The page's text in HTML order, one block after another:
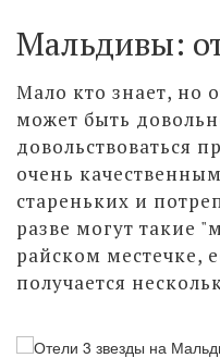
Мальдивы:
Мало кто знает, но
может быть
довольствоваться
очень
стареньких и
разве могут такие
райском местечке,
получается